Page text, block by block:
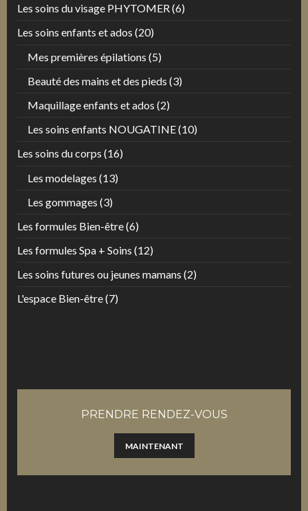
Les soins du visage PHYTOMER (6)
Les soins enfants et ados (20)
Mes premières épilations (5)
Beauté des mains et des pieds (3)
Maquillage enfants et ados (2)
Les soins enfants NOUGATINE(10)
Les soins du corps (16)
Les modelages (13)
Les gommages (3)
Les formules Bien-être(6)
Les formules Spa + Soins (12)
Les soins futures ou jeunes mamans (2)
L'espace Bien-être(7)
PRENDRE RENDEZ-VOUS
MAINTENANT